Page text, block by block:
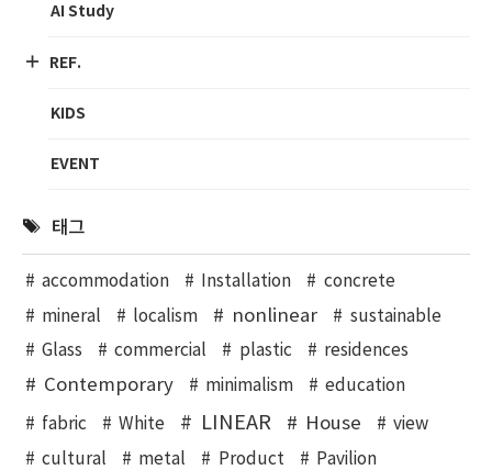
AI Study
REF.
KIDS
EVENT
태그
accommodation Installation
concrete
mineral
localism nonlinear
sustainable
Glass
commercial plastic residences
Contemporary minimalism education
fabric White LINEAR House
view
cultural
metal Product Pavilion